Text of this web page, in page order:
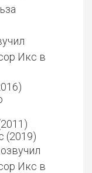
Икс в
(2019)
Икс в